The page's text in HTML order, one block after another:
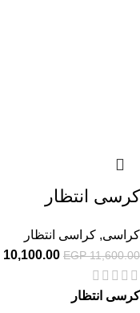
كرسى انتظار
كراسى, كراسى انتظار
EGP11,600.00
10,100.00
كرسى انتظار